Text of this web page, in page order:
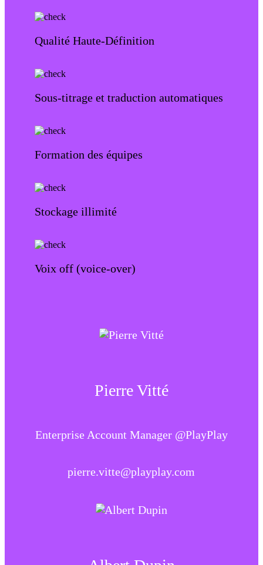
Qualité Haute-Définition
Sous-titrage et traduction automatiques
Formation des équipes
Stockage illimité
Voix off (voice-over)
Pierre Vitté
Enterprise Account Manager @PlayPlay
pierre.vitte@playplay.com